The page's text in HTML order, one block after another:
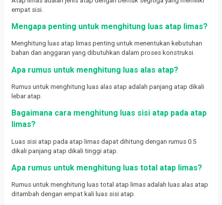
empat sisi.
Mengapa penting untuk menghitung luas atap limas?
Menghitung luas atap limas penting untuk menentukan kebutuhan
bahan dan anggaran yang dibutuhkan dalam proses konstruksi.
Apa rumus untuk menghitung luas alas atap?
Rumus untuk menghitung luas alas atap adalah panjang atap dikali
lebar atap.
Bagaimana cara menghitung luas sisi atap pada atap
limas?
Luas sisi atap pada atap limas dapat dihitung dengan rumus 0.5
dikali panjang atap dikali tinggi atap.
Apa rumus untuk menghitung luas total atap limas?
Rumus untuk menghitung luas total atap limas adalah luas alas atap
ditambah dengan empat kali luas sisi atap.